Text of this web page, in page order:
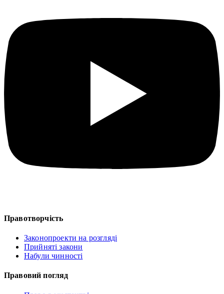
Правотворчість
Законопроекти на розгляді
Прийняті закони
Набули чинності
Правовий погляд